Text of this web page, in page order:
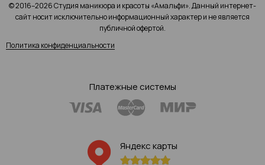
© 2016–2026 Студия маникюра и красоты «Амальфи». Данный интернет-
сайт носит исключительно информационный характер и не является
публичной офертой.
Политика конфиденциальности
Платежные системы
Яндекс карты